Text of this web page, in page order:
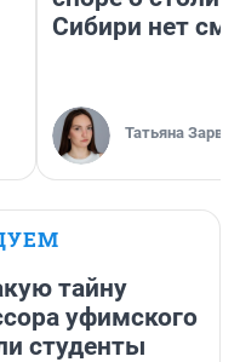
Сибири нет
Татьяна Зарва
тайну
уфимского
студенты